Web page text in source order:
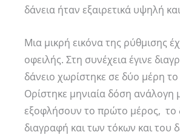
δάνεια ήταν εξαιρετικά υψηλή
Μια μικρή εικόνα της ρύθμισης
οφειλής. Στη συνέχεια έγινε
δάνειο χωρίστηκε σε δύο μέρη
Ορίστηκε μηνιαία δόση ανάλογη
εξοφλήσουν το πρώτο μέρος, το
διαγραφή και των τόκων και του